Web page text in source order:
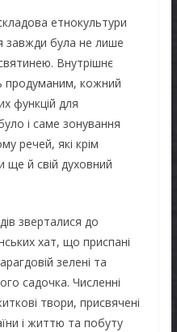
етнокультури
завжди була не лише
Внутрішнє
продуманим, кожний
функцій для
і саме зонування
речей, які крім
ще й свій духовний
зверталися до
хат, що приспані
зелені та
садочка. Численні
твори, присвячені
і життю та побуту